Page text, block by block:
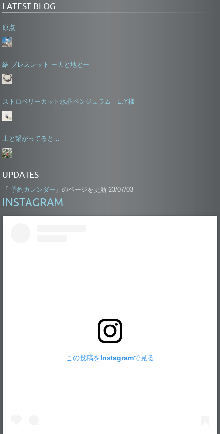
LATEST BLOG
原点
結 ブレスレット ー天と地とー
ストロベリーカット水晶ペンジュラム E.Y様
上と繋がってると…
UPDATES
「 予約カレンダー 」のページを更新 23/07/03
INSTAGRAM
この投稿をInstagramで見る